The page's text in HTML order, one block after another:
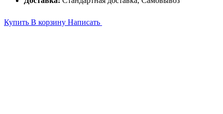
Купить В корзину Написать